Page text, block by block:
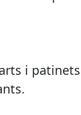
i